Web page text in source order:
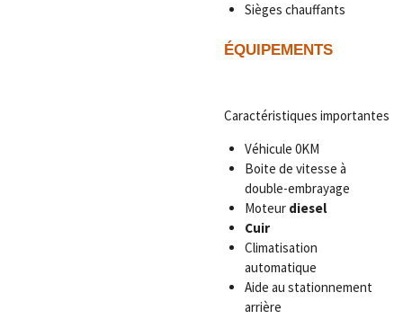
Sièges chauffants
ÉQUIPEMENTS
Caractéristiques importantes
Véhicule 0KM
Boite de vitesse à
double-embrayage
Moteur diesel
Cuir
Climatisation
automatique
Aide au stationnement
arrière